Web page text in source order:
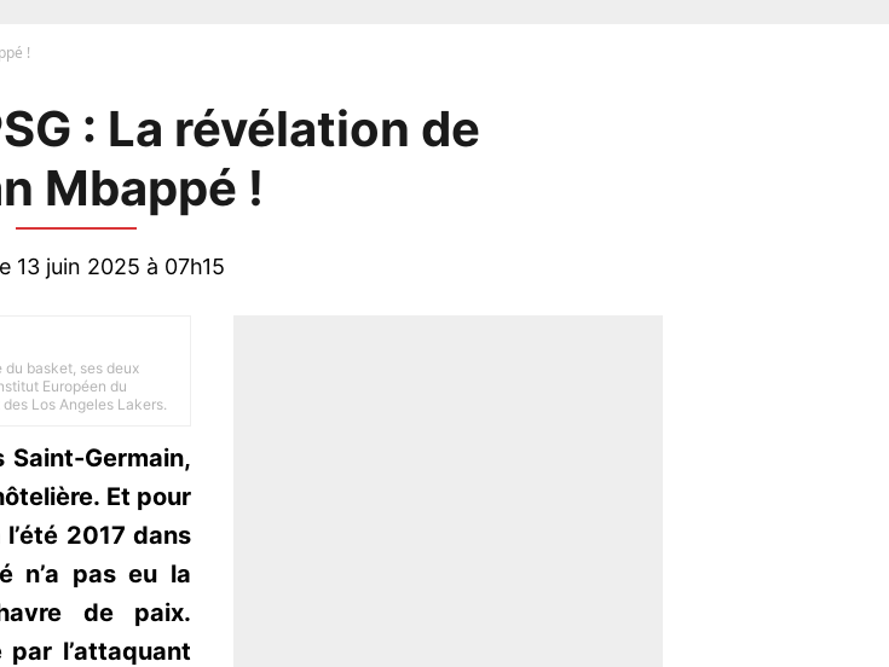
!
: La révélation de
Mbappé !
13 juin 2025 à 07h15
du basket, ses deux
Européen du
Los Angeles Lakers.
Saint-Germain,
Et pour
2017 dans
n’a pas eu la
de paix.
l’attaquant